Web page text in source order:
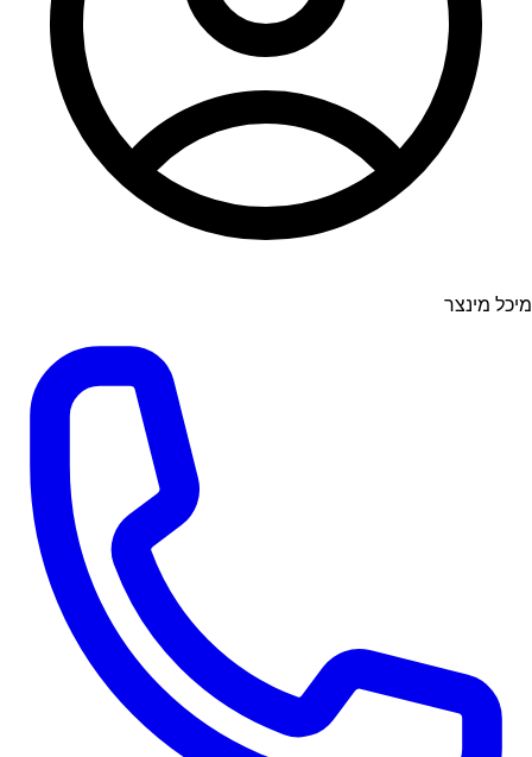
מיכל מינצר